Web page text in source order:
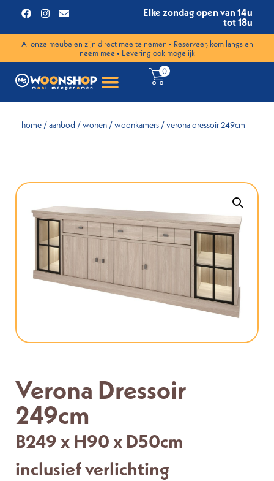
Elke zondag open van 14u
tot 18u
Al onze meubelen zijn direct mee te nemen • Reserveer, kom langs en
neem mee • Levering ook mogelijk
0
home /aanbod /wonen /woonkamers / verona dressoir 249cm
Verona Dressoir
249cm
B249 x H90 x D50cm
inclusief verlichting